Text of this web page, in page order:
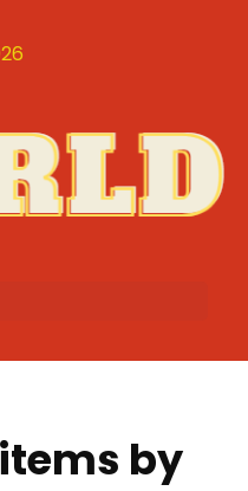
by